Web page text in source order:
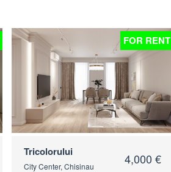
FOR RENT
Tricolorului
City Center, Chisinau 3,000 €